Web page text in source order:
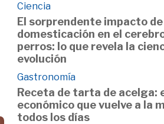
Ciencia
El sorprendente impacto de
domesticación en el
perros: lo que revela la
evolución
Gastronomía
Receta de tarta de acelga:
económico que vuelve a la
todos los días